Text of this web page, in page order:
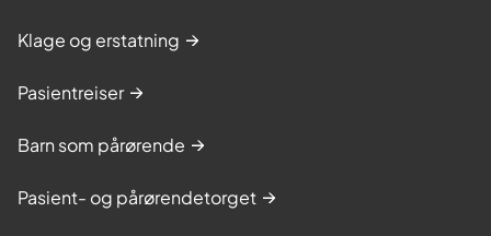
Klage og erstatning
Pasientreiser
Barn som pårørende
Pasient- og pårørendetorget